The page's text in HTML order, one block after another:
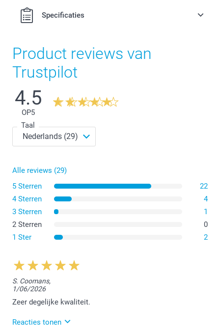
Specificaties
Product reviews van
Trustpilot
4.5
OP5
Taal
Alle reviews (29)
5 Sterren
22
4 Sterren
4
3 Sterren
1
2 Sterren
0
1 Ster
2
S. Coomans,
1/06/2026
Zeer degelijke kwaliteit.
Reacties tonen